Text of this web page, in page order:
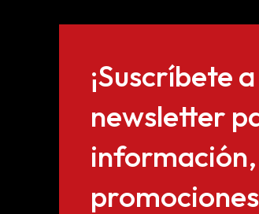
¡Suscríbete
newsletter